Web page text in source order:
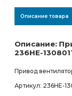
13 904.00 Р
Описание товара
Описание:
236НЕ-
Привод
Артикул: 236НЕ-